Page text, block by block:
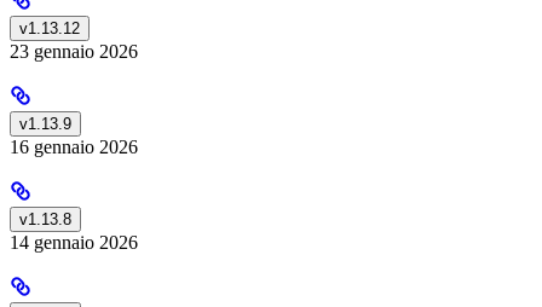
v1.13.12
23 gennaio 2026
v1.13.9
16 gennaio 2026
v1.13.8
14 gennaio 2026